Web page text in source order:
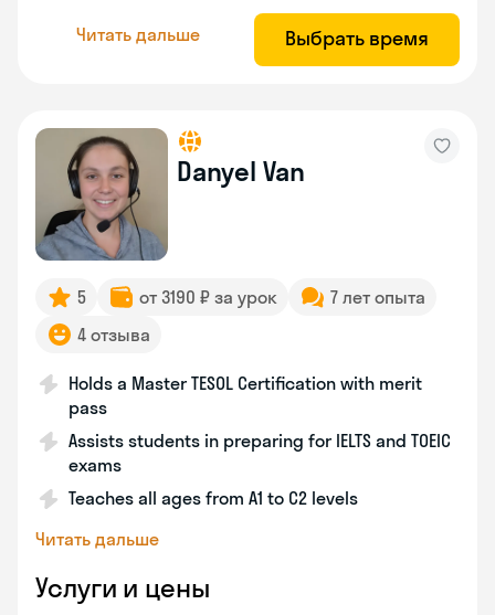
Читать дальше Выбрать время
Danyel Van
5 от 3190 ₽ за урок
7 лет опыта
4 отзыва
Holds a Master TESOL Certification with merit
pass
Assists students in preparing for IELTS and TOEIC
exams
Teaches all ages from A1 to C2 levels
Читать дальше
Услуги и цены